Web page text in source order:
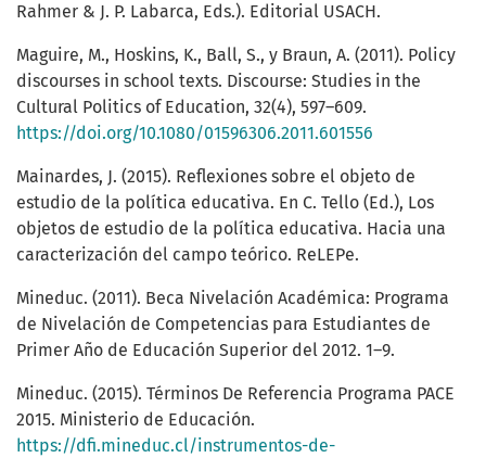
Rahmer & J. P. Labarca, Eds.). Editorial USACH.
Maguire, M., Hoskins, K., Ball, S., y Braun, A. (2011). Policy
discourses in school texts. Discourse: Studies in the
Cultural Politics of Education, 32(4), 597–609.
https://doi.org/10.1080/01596306.2011.601556
Mainardes, J. (2015). Reflexiones sobre el objeto de
estudio de la política educativa. En C. Tello (Ed.), Los
objetos de estudio de la política educativa. Hacia una
caracterización del campo teórico. ReLEPe.
Mineduc. (2011). Beca Nivelación Académica: Programa
de Nivelación de Competencias para Estudiantes de
Primer Año de Educación Superior del 2012. 1–9.
Mineduc. (2015). Términos De Referencia Programa PACE
2015. Ministerio de Educación.
https://dfi.mineduc.cl/instrumentos-de-